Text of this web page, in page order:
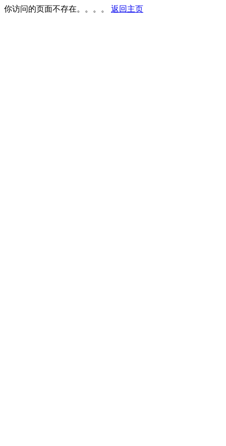
你访问的页面不存在。。。。 返回主页